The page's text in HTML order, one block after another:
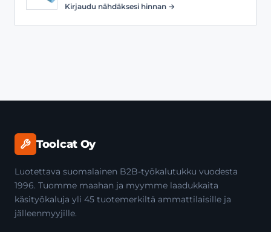
Kirjaudu nähdäksesi hinnan →
Toolcat Oy
Luotettava suomalainen B2B-työkalutukku vuodesta
1996. Tuomme maahan ja myymme laadukkaita
käsityökaluja yli 45 tuotemerkiltä ammattilaisille ja
jälleenmyyjille.